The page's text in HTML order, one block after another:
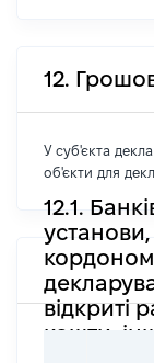
12.
У суб'єкта
об'єкти для
12.1.
установи,
відкриті
кошти,